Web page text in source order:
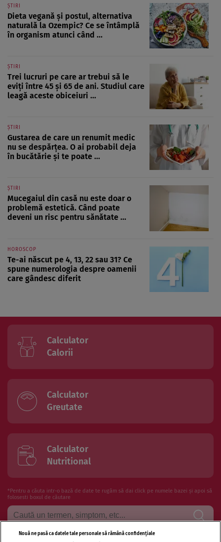
ȘTIRI
Dieta vegană și postul, alternativa
naturală la Ozempic? Ce se întâmplă
în organism atunci când ...
ȘTIRI
Trei lucruri pe care ar trebui să le
eviți între 45 și 65 de ani. Studiul care
leagă aceste obiceiuri ...
ȘTIRI
Gustarea de care un renumit medic
nu se despărțea. O ai probabil deja
în bucătărie și te poate ...
ȘTIRI
Mucegaiul din casă nu este doar o
problemă estetică. Când poate
deveni un risc pentru sănătate ...
HOROSCOP
Te-ai născut pe 4, 13, 22 sau 31? Ce
spune numerologia despre oamenii
care gândesc diferit
Calculator
Calorii
Calculator
Greutate
Calculator
Nutritional
*Pentru a căuta intr-o bază de date te rugăm să dai click pe numele bazei și apoi să
folosesti boxul de căutare
Nouă ne pasă ca datele tale personale să rămână confidențiale